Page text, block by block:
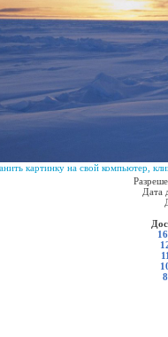
картинку на свой компьютер,
Дата